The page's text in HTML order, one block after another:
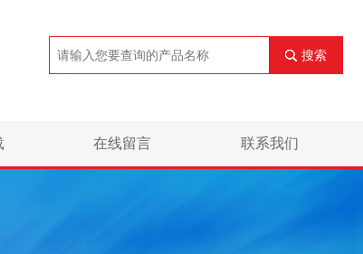
搜索
在线留言 联系我们